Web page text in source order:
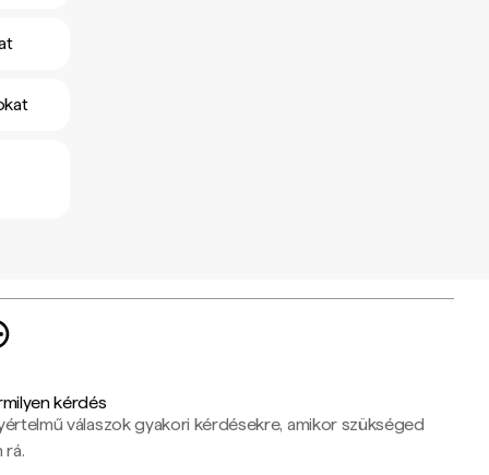
kérdés
válaszok gyakori kérdésekre, amikor szükséged
rá.